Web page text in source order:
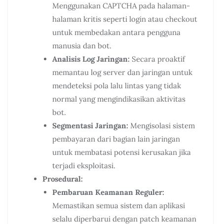
Menggunakan CAPTCHA pada halaman-
halaman kritis seperti login atau checkout
untuk membedakan antara pengguna
manusia dan bot.
Analisis Log Jaringan: Secara proaktif
memantau log server dan jaringan untuk
mendeteksi pola lalu lintas yang tidak
normal yang mengindikasikan aktivitas
bot.
Segmentasi Jaringan: Mengisolasi sistem
pembayaran dari bagian lain jaringan
untuk membatasi potensi kerusakan jika
terjadi eksploitasi.
Prosedural:
Pembaruan Keamanan Reguler:
Memastikan semua sistem dan aplikasi
selalu diperbarui dengan patch keamanan